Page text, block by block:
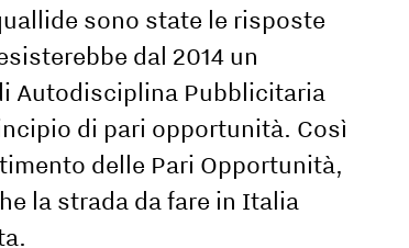
sono state le risposte
dal 2014 un
Autodisciplina Pubblicitaria
di pari opportunità. Così
delle Pari Opportunità,
la strada da fare in Italia